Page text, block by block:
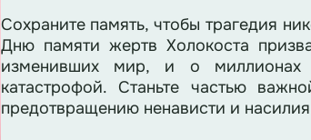
Сохраните память, чтобы трагедия
Дню памяти жертв Холокоста
изменивших мир, и о миллионах
катастрофой. Станьте частью
предотвращению ненависти и